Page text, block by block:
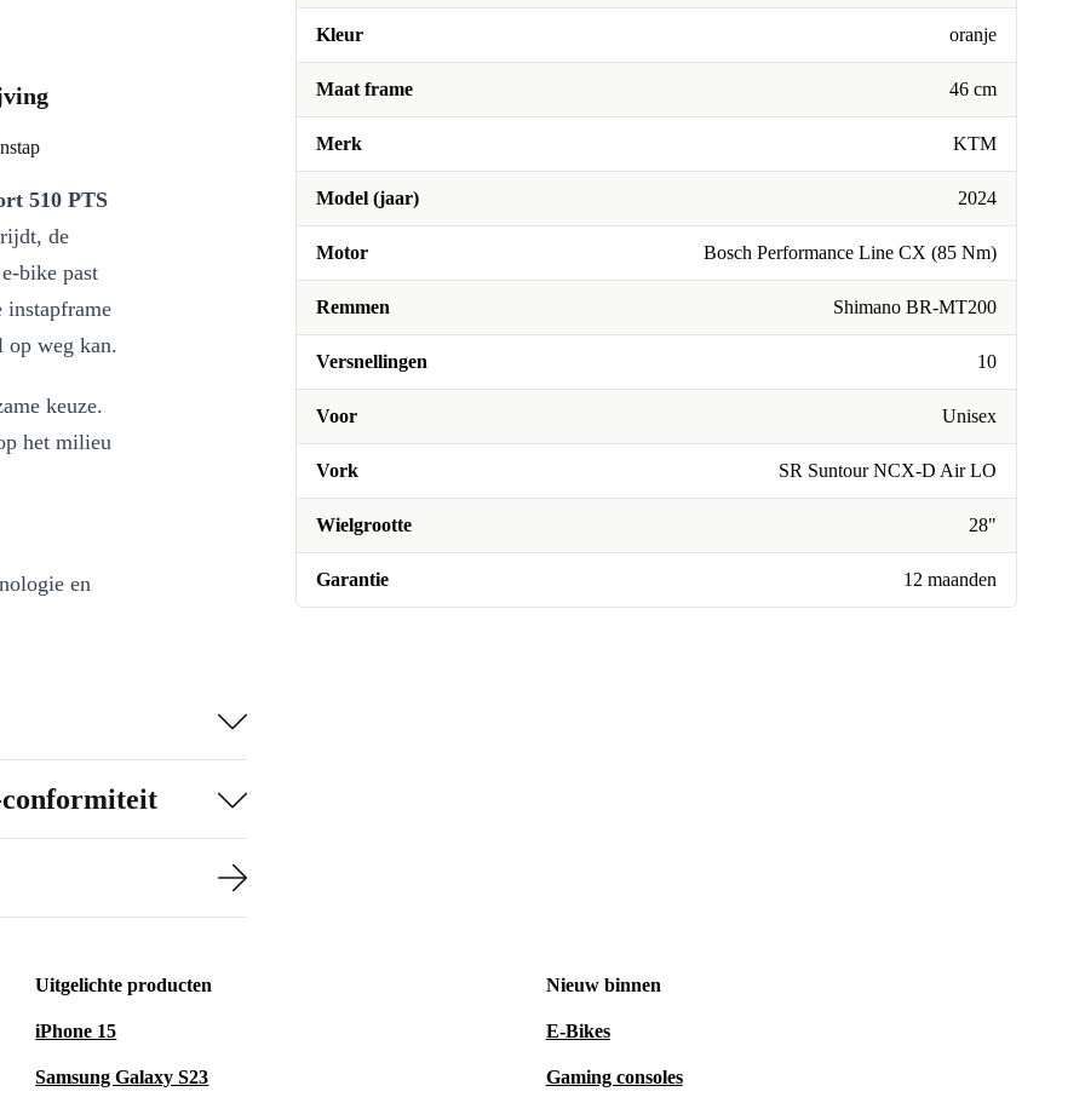
Kleur oranje
Maat frame 46 cm
Merk KTM
Model (jaar) 2024
Motor Bosch Performance Line CX (85 Nm)
Remmen Shimano BR-MT200
Versnellingen 10
Voor Unisex
Vork SR Suntour NCX-D Air LO
Wielgrootte 28"
Garantie 12 maanden
510 PTS
de
bike past
instapframe
op weg kan.
keuze.
het milieu
en
zelfs
dempt
in elke
Uitgelichte producten
iPhone 15
Samsung Galaxy S23
Nieuw binnen
E-Bikes
Gaming consoles